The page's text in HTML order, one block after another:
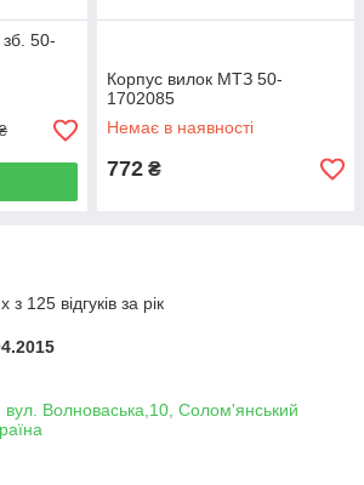
50-
Корпус вилок МТЗ 50-
1702085
Немає в наявності
772 ₴
125 відгуків за рік
вул. Волноваська,10, Солом'янський